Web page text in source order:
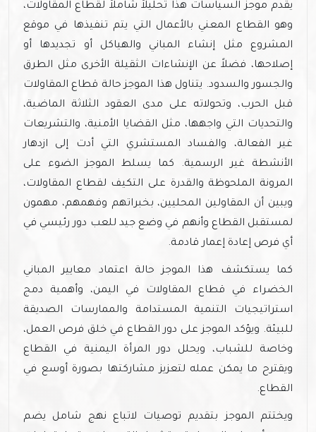
يقدم موجز السياسات هذا تحليلاً شاملاً لقطاع المقاولات،
وهو القطاع المعني بالأعمال التي يتم تنفيذها في موقع
المشروع مثل إنشاء المباني والهياكل
أو تجديدها أو
إصلاحها، فضلاً عن الإنشاءات الثقيلة الأخرى مثل الطرق
والجسور والسدود. يتناول هذا الموجز حالة قطاع المقاولات
قبل الحرب، وتحولاته على مدى العقود الثلاثة الماضية،
والتحديات التي واجهها، مثل القضايا الأمنية، والتشريعات
غير الفعالة، والفساد المستشري التي أدت إلى ازدهار
الأنشطة غير الرسمية. كما يسلط الموجز الضوء على
المرونة الملحوظة والقدرة على التكيف لقطاع المقاولات،
ويبين أن المقاولين المحليين، بخبراتهم وفهمهم، مهمون
لمستقبل القطاع وأنهم في وضع جيد للعب دور رئيسي في
أي فرص إعادة إعمار قادمة.
كما يستكشف هذا الموجز حالة اعتماد معايير المباني
الخضراء في قطاع المقاولات في اليمن، وأهمية دمج
استراتيجيات التنمية المستدامة والممارسات الصديقة
للبيئة. ويؤكد الموجز على دور القطاع في خلق فرص العمل،
وخاصة للشباب، ويحلل دور المرأة اليمنية في القطاع
ويقترح ما يمكن عمله لتعزيز مشاركتها بصورة أوسع في
القطاع.
ويختتم الموجز بتقديم توصيات لاتباع نهج شامل يضم